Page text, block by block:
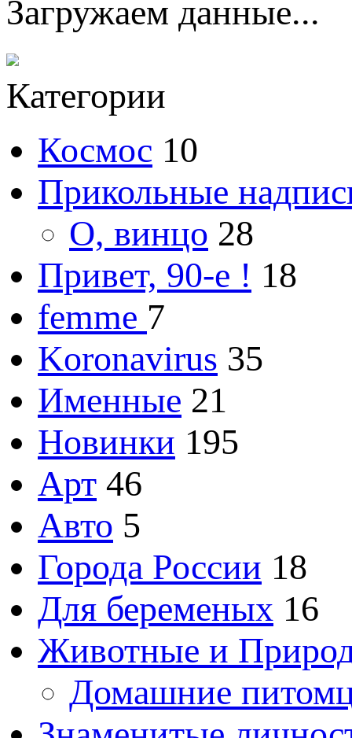
Загружаем данные...
Категории
Космос 10
Прикольные
О, винцо 28
Привет, 90-е ! 18
femme 7
Koronavirus 35
Именные 21
Новинки 195
Арт 46
Авто 5
Города России 18
Для беременых 16
Животные и
Домашние